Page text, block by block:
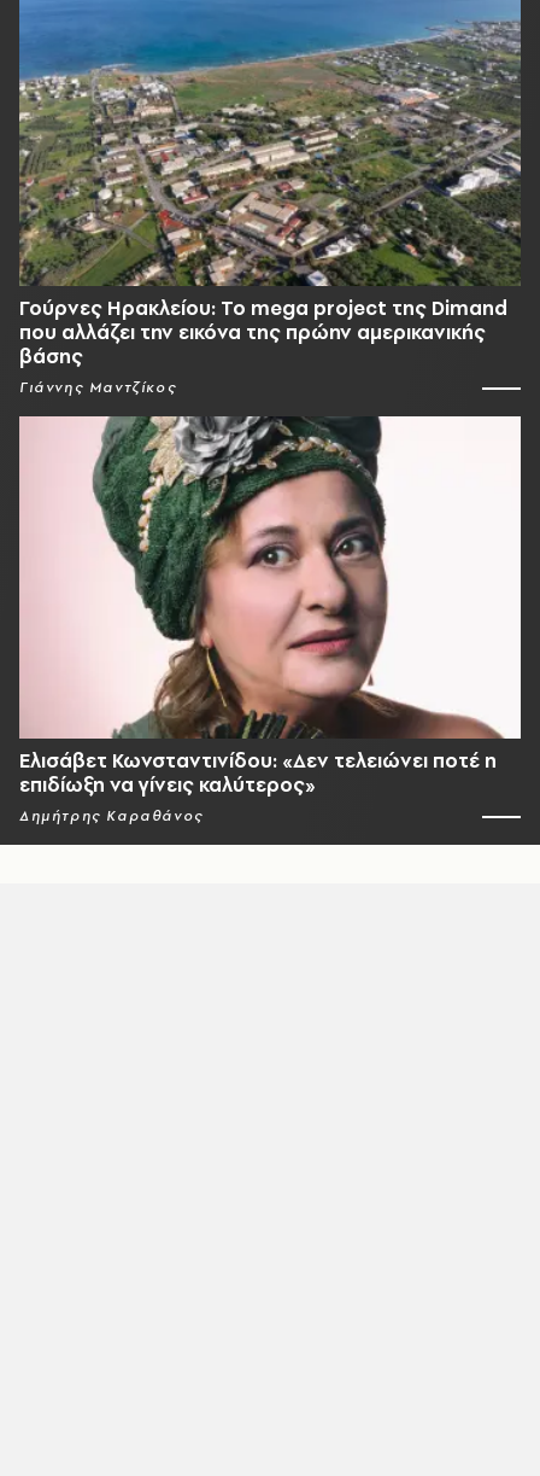
Γούρνες Ηρακλείου: To mega project της Dimand
που αλλάζει την εικόνα της πρώην αμερικανικής
βάσης
Γιάννης Μαντζίκος
Ελισάβετ Κωνσταντινίδου: «Δεν τελειώνει ποτέ η
επιδίωξη να γίνεις καλύτερος»
Δημήτρης Καραθάνος